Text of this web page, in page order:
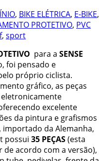
, BIKE ELÉTRICA, E-BIKE,
PROTETIVO, PVC
, sport
para a SENSE
foi pensado e
próprio ciclista.
gráfico, as peças
excelente
da pintura e grafismos
importado da Alemanha,
possui 35 PEÇAS(esta
acordo com a versão),